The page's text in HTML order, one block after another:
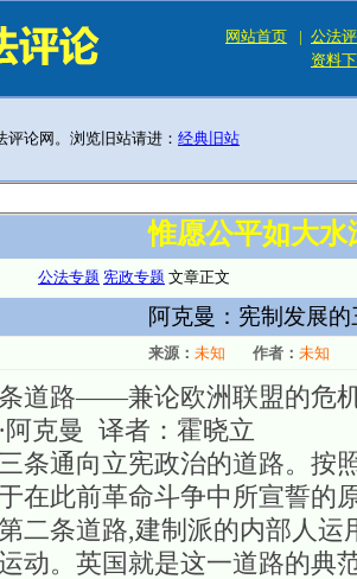
网站首页 | 公法
资料
评论网。浏览旧站请进： 经典旧站
惟愿公平如大
公法专题 宪政专题 文章正文
阿克曼：宪制发展
来源： 未知 作者： 未知
道路——兼论欧洲联盟的危
阿克曼 译者：霍晓立
条通向立宪政治的道路。按
在此前革命斗争中所宣誓的
二条道路,建制派的内部人
动。英国就是这一道路的典